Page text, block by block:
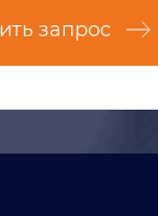
запрос